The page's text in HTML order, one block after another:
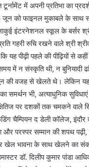
टूर्नामेंट में अपनी प्रतिभा का
को फाइनल मुकाबले के साथ
इंटरनेशनल स्कूल के बर्सर
गहरी रुचि रखने वाले श्री
यह पीढ़ी पहले की पीढ़ियों से
में न संस्कृति थी, न बुनियादी
की वजह से खेलते थे। लेकिन
का समर्थन भी, अत्याधुनिक
पर दशकों तक चमकने वाले
चैम्पियन द डेली कॉलेज,
परस्पर सम्मान की शपथ पढ़ी,
और खेल भावना के साथ खेलने का
डॉ. दिलीप कुमार पांडा